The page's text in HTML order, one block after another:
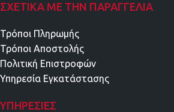
ΣΧΕΤΙΚΑ ΜΕ ΤΗΝ ΠΑΡΑΓΓΕΛΙΑ
Τρόποι Πληρωμής
Τρόποι Αποστολής
Πολιτική Επιστροφών
Υπηρεσία Εγκατάστασης
ΥΠΗΡΕΣΊΕΣ